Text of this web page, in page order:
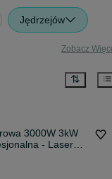
Jędrzejów
Zobacz
3000W 3kW
- Laser